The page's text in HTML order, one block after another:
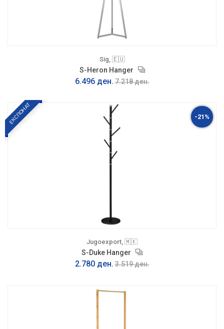
Sig, 🇪🇺
S-Heron Hanger
6.496 ден. 7.218 ден.
ЕКСПОНАТ -21%
Jugoexport, 🇲🇰
S-Duke Hanger
2.780 ден. 3.519 ден.